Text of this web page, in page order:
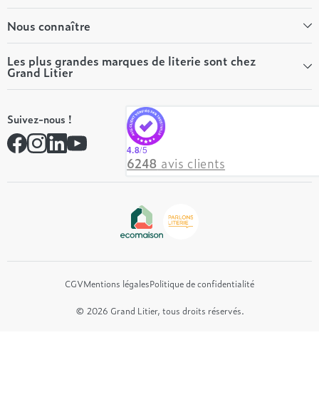
Bien-être
Conseils literie
Tous les articles du Mag
Tous nos guides
Nous connaître
Qui sommes-nous ?
Nos valeurs
Nos engagements
Rejoindre notre réseau
Contactez-nous
Les plus grandes marques de literie sont chez
Grand Litier
André Renault
Simmons
Hôtel & Lodge
Suivez-nous !
4.8/5
6248 avis clients
CGVMentions légalesPolitique de confidentialité
© 2026 Grand Litier, tous droits réservés.